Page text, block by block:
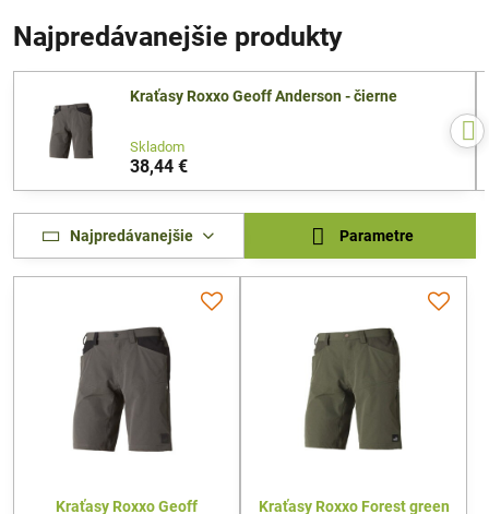
Najpredávanejšie produkty
Kraťasy Roxxo Geoff Anderson - čierne
Skladom
38,44 €
Najpredávanejšie Parametre
Kraťasy Roxxo Geoff
Kraťasy Roxxo Forest green